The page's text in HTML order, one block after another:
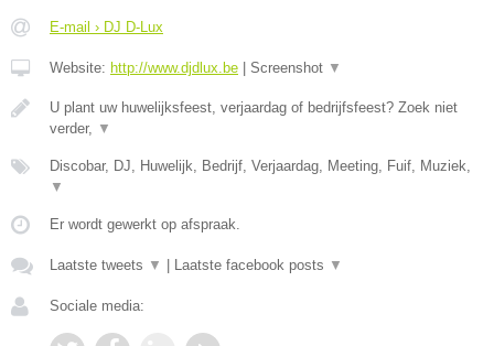
E-mail › DJ D-Lux
Website: http://www.djdlux.be | Screenshot ▼
U plant uw huwelijksfeest, verjaardag of bedrijfsfeest? Zoek niet
verder,
▼
Discobar, DJ, Huwelijk, Bedrijf, Verjaardag, Meeting, Fuif, Muziek,
▼
Er wordt gewerkt op afspraak.
Laatste tweets ▼ | Laatste facebook posts ▼
Sociale media: